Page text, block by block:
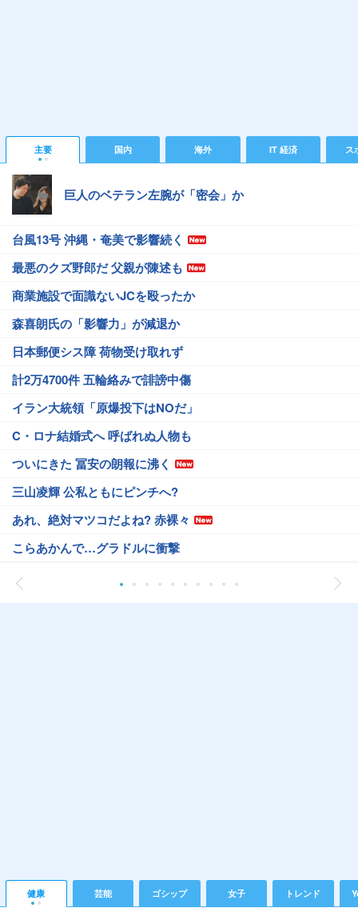
主要 国内 海外 IT 経済 ス
巨人のベテラン左腕が「密会」か
台風13号 沖縄・奄美で影響続く
最悪のクズ野郎だ 父親が陳述も
商業施設で面識ないJCを殴ったか
森喜朗氏の「影響力」が減退か
日本郵便シス障 荷物受け取れず
計2万4700件 五輪絡みで誹謗中傷
イラン大統領「原爆投下はNOだ」
C・ロナ結婚式へ 呼ばれぬ人物も
ついにきた 冨安の朗報に沸く
三山凌輝 公私ともにピンチへ?
あれ、絶対マツコだよね? 赤裸々
こらあかんで…グラドルに衝撃
健康 芸能 ゴシップ 女子 トレンド